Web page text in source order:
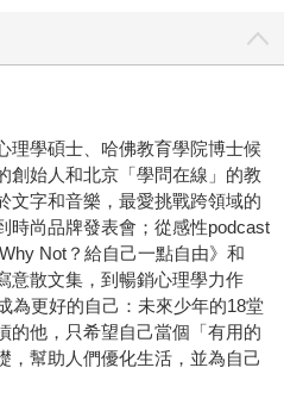
理學碩士、哈佛教育學院博士候
創始人和北京「學問在線」的教
文字和音樂，最愛挑戰跨領域的
時尚品牌發表會；從感性podcast
Not？給自己一點自由》和
意散文集，到暢銷心理學力作
為更好的自己：未來少年的18堂
的他，只希望自己當個「有用的
，幫助人們優化生活，並為自己